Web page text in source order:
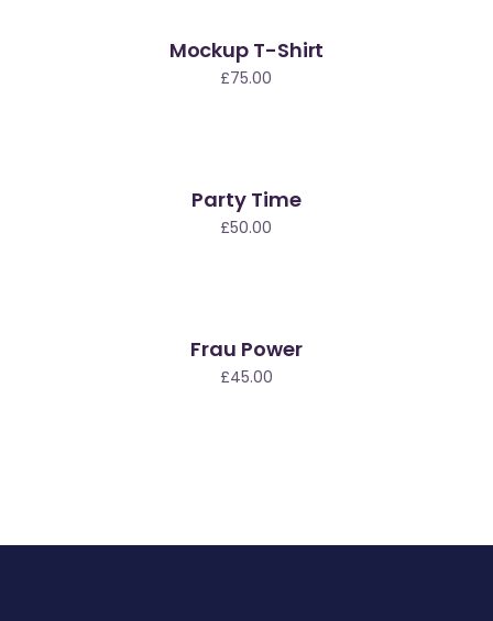
Mockup T-Shirt
£75.00
Party Time
£50.00
Frau Power
£45.00